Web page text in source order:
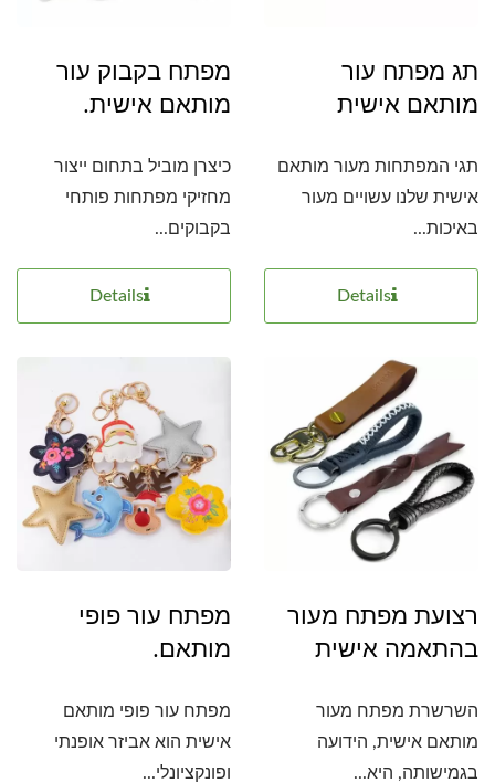
תג מפתח עור
מותאם אישית
תגי המפתחות מעור מותאם
אישית שלנו עשויים מעור
באיכות...
Details
מפתח בקבוק עור
מותאם אישית.
כיצרן מוביל בתחום ייצור
מחזיקי מפתחות פותחי
בקבוקים...
Details
רצועת מפתח מעור
בהתאמה אישית
השרשרת מפתח מעור
מותאם אישית, הידועה
בגמישותה, היא...
מפתח עור פופי
מותאם.
מפתח עור פופי מותאם
אישית הוא אביזר אופנתי
ופונקציונלי...